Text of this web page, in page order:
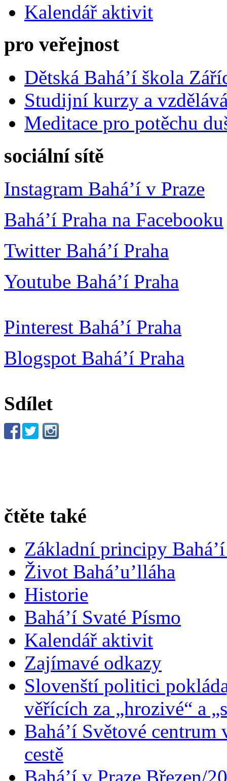
Kalendář aktivit
pro veřejnost
Dětská Bahá’í škola
Studijní kurzy a
Meditace pro potěchu
sociální sítě
Instagram Bahá’í v Praze
Bahá’í Praha na Facebooku
Twitter Bahá’í Praha
Youtube Bahá’í Praha
Pinterest Bahá’í Praha
Blogspot Bahá’í Praha
Sdílet
čtěte také
Základní principy
Život Bahá’u’lláha
Historie
Bahá’í Svaté Písmo
Kalendář aktivit
Zajímavé odkazy
Slovenští politici
věřících za „hrozivé“ a
Bahá’í Světové
cestě